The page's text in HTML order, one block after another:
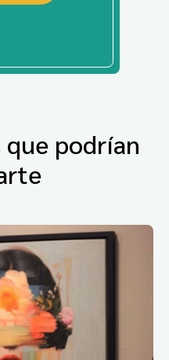
podrían